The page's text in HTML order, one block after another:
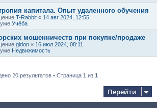
капитала. Опыт удаленного обучения
T-Rabbit « 14 авг 2024, 12:55
Учёба
мошенничеств при покупке/продаже
gidon « 16 июл 2024, 08:11
Недвижимость
20 результатов • Страница 1 из 1
Перейти